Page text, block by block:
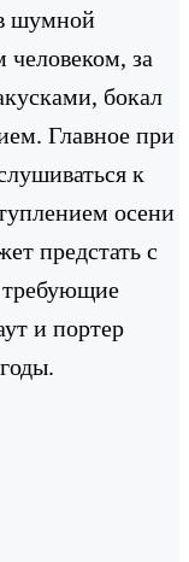
шумной
за
бокал
Главное при
к
осени
предстать с
требующие
и портер